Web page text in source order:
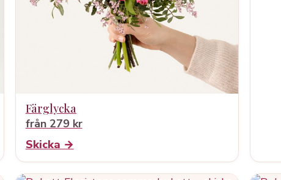
Färglycka
från 279 kr
Skicka →